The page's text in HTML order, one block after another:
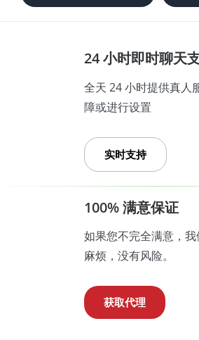
24 小时即时聊天
全天 24 小时提供真人
障或进行设置
实时支持
100% 满意保证
如果您不完全满意，
麻烦，没有风险。
获取代理